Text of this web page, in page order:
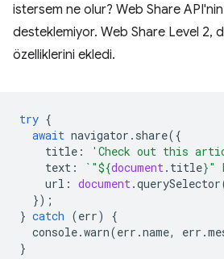
istersem ne olur? Web Share
desteklemiyor. Web Share Level 2,
özelliklerini ekledi.
try {
await navigator . share({
title : 'Check out this
text : `"${document . title}"
url : document .querySelector
});
} catch (err)
{
console.warn(err .name, err .
}